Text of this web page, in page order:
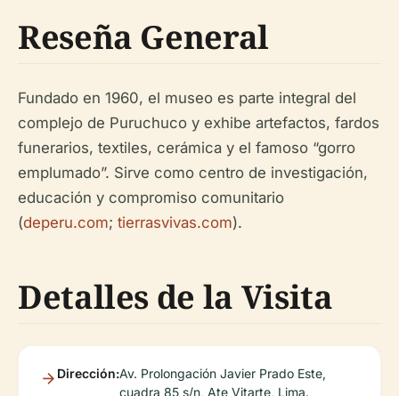
Reseña General
Fundado en 1960, el museo es parte integral del
complejo de Puruchuco y exhibe artefactos, fardos
funerarios, textiles, cerámica y el famoso “gorro
emplumado”. Sirve como centro de investigación,
educación y compromiso comunitario
(deperu.com; tierrasvivas.com).
Detalles de la Visita
Dirección:Av. Prolongación Javier Prado Este,
cuadra 85 s/n, Ate Vitarte, Lima.